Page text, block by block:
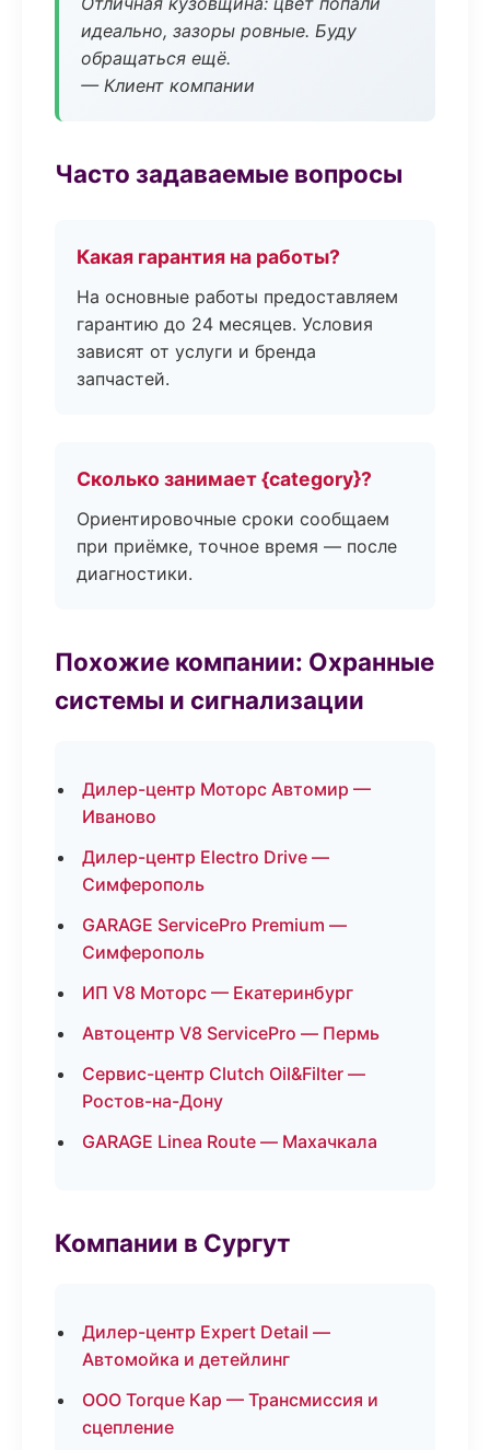
идеально, зазоры ровные. Буду
обращаться ещё.
— Клиент компании
Часто задаваемые вопросы
Какая гарантия на работы?
На основные работы предоставляем
гарантию до 24 месяцев. Условия
зависят от услуги и бренда
запчастей.
Сколько занимает {category}?
Ориентировочные сроки сообщаем
при приёмке, точное время — после
диагностики.
Похожие компании: Охранные
системы и сигнализации
Дилер-центр Моторс Автомир —
Иваново
Дилер-центр Electro Drive —
Симферополь
GARAGE ServicePro Premium —
Симферополь
ИП V8 Моторс — Екатеринбург
Автоцентр V8 ServicePro — Пермь
Сервис-центр Clutch Oil&Filter —
Ростов-на-Дону
GARAGE Linea Route — Махачкала
Компании в Сургут
Дилер-центр Expert Detail —
Автомойка и детейлинг
ООО Torque Кар — Трансмиссия и
сцепление